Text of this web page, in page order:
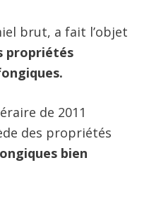
brut, a fait l’objet
propriétés
de 2011
des propriétés
bien